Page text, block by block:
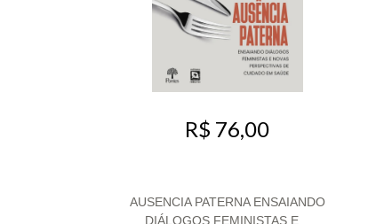
R$ 76,00
AUSENCIA PATERNA ENSAIANDO
DIÁLOGOS FEMINISTAS E...